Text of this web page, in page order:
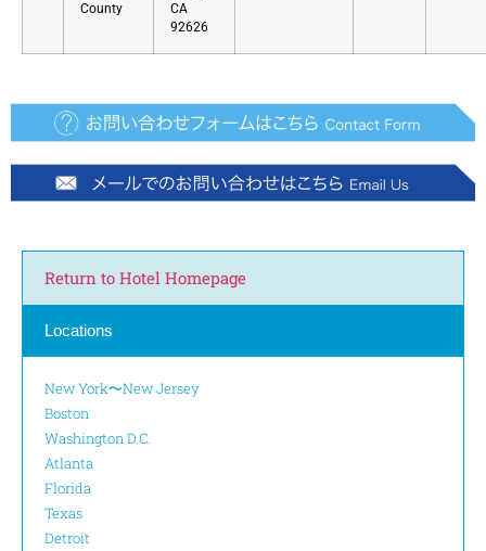
County
CA
92626
Return to Hotel Homepage
Locations
New York〜New Jersey
Boston
Washington D.C.
Atlanta
Florida
Texas
Detroit